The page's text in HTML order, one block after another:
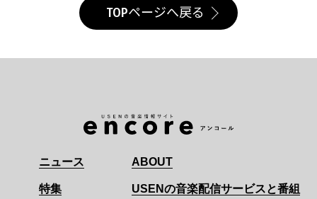
TOPページへ戻る
ニュース
特集
ABOUT
USENの音楽配信サービスと番組